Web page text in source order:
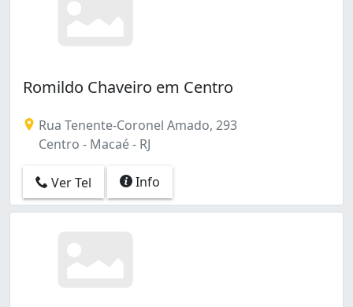
Romildo Chaveiro em Centro
Rua Tenente-Coronel Amado, 293
Centro - Macaé - RJ
Ver Tel Info